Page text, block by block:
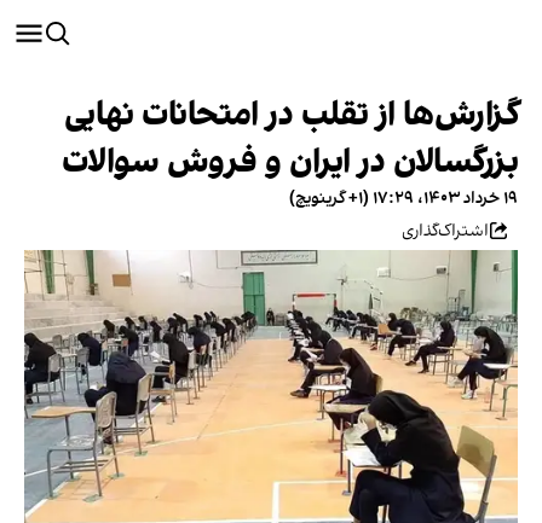
گزارش‌ها از تقلب در امتحانات نهایی
بزرگسالان در ایران و فروش سوالات
۱۹ خرداد ۱۴۰۳، ۱۷:۲۹ (‎+۱ گرینویچ)
اشتراک‌گذاری